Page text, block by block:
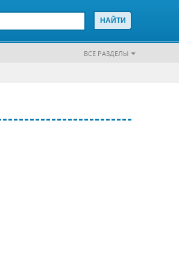
ВСЕ РАЗДЕЛЫ